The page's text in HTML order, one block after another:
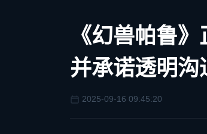
《幻兽帕鲁
并承诺透明沟
2025-09-16 09:45:20